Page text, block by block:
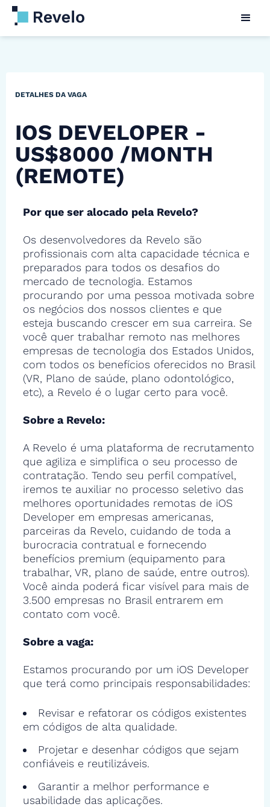
DETALHES DA VAGA
IOS DEVELOPER -
US$8000 /MONTH
(REMOTE)
Por que ser alocado pela Revelo?
Os desenvolvedores da Revelo são
profissionais com alta capacidade técnica e
preparados para todos os desafios do
mercado de tecnologia. Estamos
procurando por uma pessoa motivada sobre
os negócios dos nossos clientes e que
esteja buscando crescer em sua carreira. Se
você quer trabalhar remoto nas melhores
empresas de tecnologia dos Estados Unidos,
com todos os benefícios oferecidos no Brasil
(VR, Plano de saúde, plano odontológico,
etc), a Revelo é o lugar certo para você.
Sobre a Revelo:
A Revelo é uma plataforma de recrutamento
que agiliza e simplifica o seu processo de
contratação. Tendo seu perfil compatível,
iremos te auxiliar no processo seletivo das
melhores oportunidades remotas de iOS
Developer em empresas americanas,
parceiras da Revelo, cuidando de toda a
burocracia contratual e fornecendo
benefícios premium (equipamento para
trabalhar, VR, plano de saúde, entre outros).
Você ainda poderá ficar visível para mais de
3.500 empresas no Brasil entrarem em
contato com você.
Sobre a vaga:
Estamos procurando por um iOS Developer
que terá como principais responsabilidades:
Revisar e refatorar os códigos existentes
em códigos de alta qualidade.
Projetar e desenhar códigos que sejam
confiáveis e reutilizáveis.
Garantir a melhor performance e
usabilidade das aplicações.